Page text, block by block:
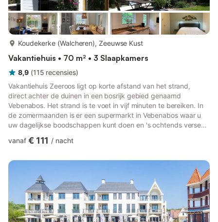
Koudekerke (Walcheren), Zeeuwse Kust
Vakantiehuis • 70 m² • 3 Slaapkamers
8,9 (115 recensies)
Vakantiehuis Zeeroos ligt op korte afstand van het strand,
direct achter de duinen in een bosrijk gebied genaamd
Vebenabos. Het strand is te voet in vijf minuten te bereiken. In
de zomermaanden is er een supermarkt in Vebenabos waar u
uw dagelijkse boodschappen kunt doen en 's ochtends verse
woonkamer met een comfortabele zithoek rond de houtkachel
van 2022, is uitgerust met een inductiekookplaat,
filterkoffiezetapparaat, Nespresso-apparaat en magnetron. Het
hele huis is geli...
vanaf € 111 / nacht